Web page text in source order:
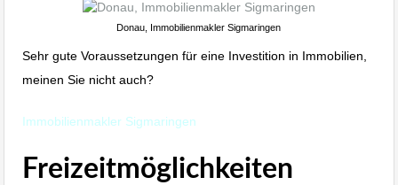
Donau, Immobilienmakler Sigmaringen
Sehr gute Voraussetzungen für eine Investition in Immobilien,
meinen Sie nicht auch?
Immobilienmakler Sigmaringen
Freizeitmöglichkeiten